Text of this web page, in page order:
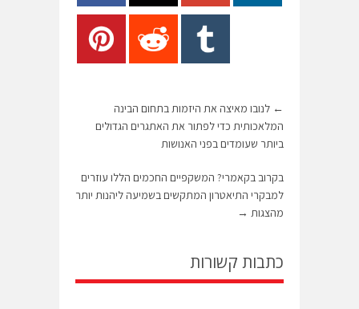
← לנובו מאיצה את היזמות בתחום הבינה
המלאכותית כדי לפתור את האתגרים הגדולים
ביותר שעומדים בפני האנושות
בקרוב בקאמרי? המשקפיים החכמים הללו עוזרים
למבקרי התיאטרון המתקשים בשמיעה ליהנות יותר
מהצגות →
כתבות קשורות